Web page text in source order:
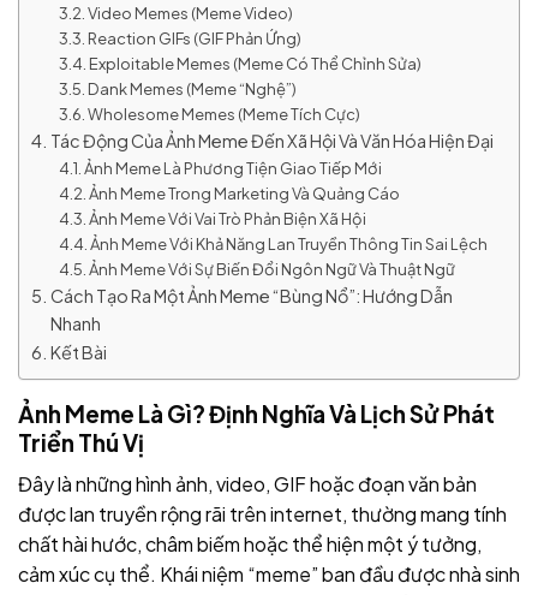
Video Memes (Meme Video)
Reaction GIFs (GIF Phản Ứng)
Exploitable Memes (Meme Có Thể Chỉnh Sửa)
Dank Memes (Meme “Nghệ”)
Wholesome Memes (Meme Tích Cực)
Tác Động Của Ảnh Meme Đến Xã Hội Và Văn Hóa Hiện Đại
Ảnh Meme Là Phương Tiện Giao Tiếp Mới
Ảnh Meme Trong Marketing Và Quảng Cáo
Ảnh Meme Với Vai Trò Phản Biện Xã Hội
Ảnh Meme Với Khả Năng Lan Truyền Thông Tin Sai Lệch
Ảnh Meme Với Sự Biến Đổi Ngôn Ngữ Và Thuật Ngữ
Cách Tạo Ra Một Ảnh Meme “Bùng Nổ”: Hướng Dẫn
Nhanh
Kết Bài
Ảnh Meme Là Gì? Định Nghĩa Và Lịch Sử Phát
Triển Thú Vị
Đây là những hình ảnh, video, GIF hoặc đoạn văn bản
được lan truyền rộng rãi trên internet, thường mang tính
chất hài hước, châm biếm hoặc thể hiện một ý tưởng,
cảm xúc cụ thể. Khái niệm “meme” ban đầu được nhà sinh